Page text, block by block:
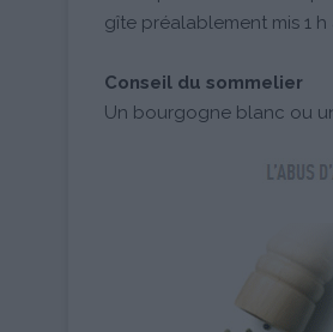
gîte préalablement mis 1 h
Conseil du sommelier
Un bourgogne blanc ou